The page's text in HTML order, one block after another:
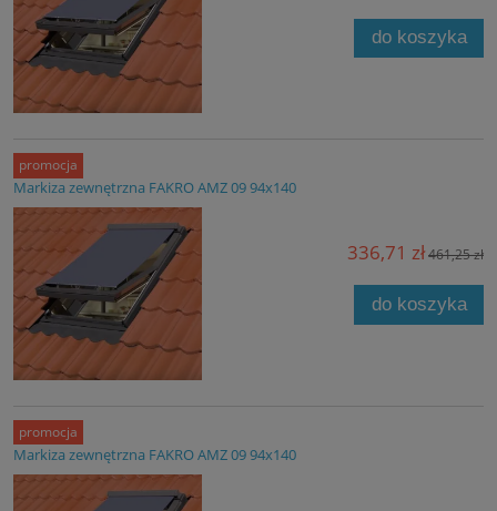
do koszyka
Markiza zewnętrzna FAKRO AMZ 09 94x140
336,71 zł461,25 zł
do koszyka
promocja
Markiza zewnętrzna FAKRO AMZ 09 94x140
promocja